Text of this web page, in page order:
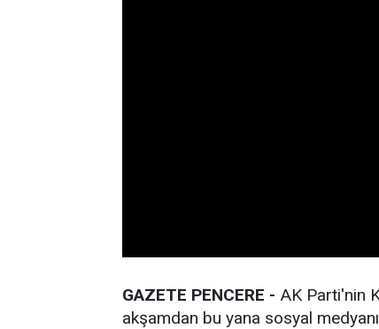
GAZETE PENCERE - AK Parti'nin
akşamdan bu yana sosyal